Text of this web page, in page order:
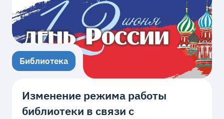
Библиотека
Изменение режима работы
библиотеки в связи с